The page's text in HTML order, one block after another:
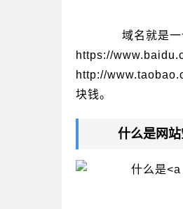
域名就是一
https://
http://
块钱。
什么是网站